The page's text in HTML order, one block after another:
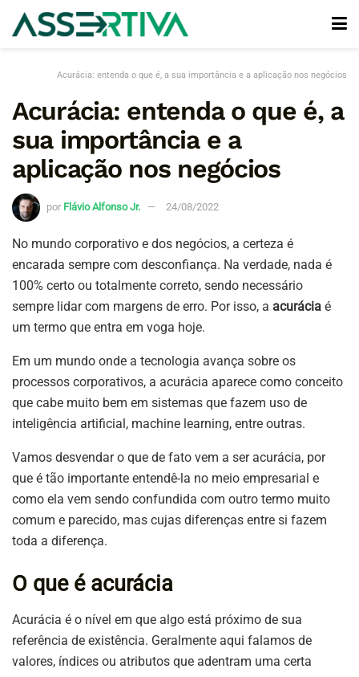
Acurácia: entenda o que é, a sua importância e a aplicação nos negócios
Acurácia: entenda o que é, a
sua importância e a
aplicação nos negócios
por Flávio Alfonso Jr. 24/08/2022
No mundo corporativo e dos negócios, a certeza é
encarada sempre com desconfiança. Na verdade, nada é
100% certo ou totalmente correto, sendo necessário
sempre lidar com margens de erro. Por isso, a acurácia é
um termo que entra em voga hoje.
Em um mundo onde a tecnologia avança sobre os
processos corporativos, a acurácia aparece como conceito
que cabe muito bem em sistemas que fazem uso de
inteligência artificial, machine learning, entre outras.
Vamos desvendar o que de fato vem a ser acurácia, por
que é tão importante entendê-la no meio empresarial e
como ela vem sendo confundida com outro termo muito
comum e parecido, mas cujas diferenças entre si fazem
toda a diferença.
O que é acurácia
Acurácia é o nível em que algo está próximo de sua
referência de existência. Geralmente aqui falamos de
valores, índices ou atributos que adentram uma certa